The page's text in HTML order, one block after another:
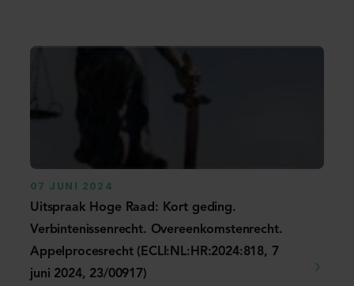
07 JUNI 2024
Uitspraak Hoge Raad: Kort geding.
Verbintenissenrecht. Overeenkomstenrecht.
Appelprocesrecht (ECLI:NL:HR:2024:818, 7
juni 2024, 23/00917)